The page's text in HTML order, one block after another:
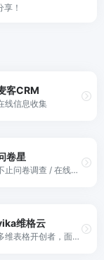
！
客CRM
线信息收集
卷星
不止问卷调查 / 在线考试
维格云
多维表格开创者，面向API的易用低代码平台